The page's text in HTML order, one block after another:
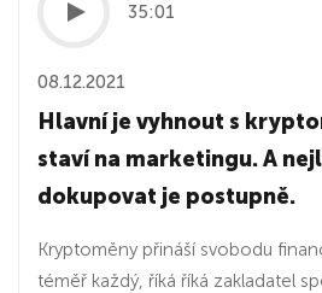
35:01
08.12.2021
Hlavní je vyhnout s
staví na marketingu. A
dokupovat je postupně.
Kryptoměny přináší svobodu
téměř každý, říká říká zakladatel